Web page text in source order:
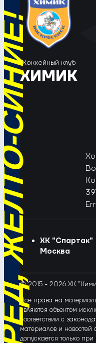
СИНИЕ!
Хоккейный клуб
ХИМИК
ХК "Спартак"
Москва
© 2015 - 2026 ХК
Все права на
являются объектом
соответствии с
материалов и новостей
допускается только